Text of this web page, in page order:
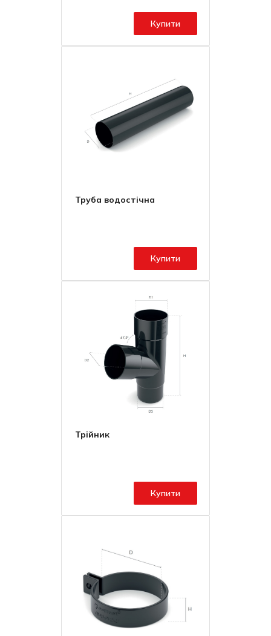
Купити
Труба водостічна
Купити
Трійник
Купити